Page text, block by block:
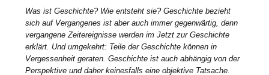
Was ist Geschichte? Wie entsteht sie? Geschichte bezieht
sich auf Vergangenes ist aber auch immer gegenwärtig, denn
vergangene Zeitereignisse werden im Jetzt zur Geschichte
erklärt. Und umgekehrt: Teile der Geschichte können in
Vergessenheit geraten. Geschichte ist auch abhängig von der
Perspektive und daher keinesfalls eine objektive Tatsache.